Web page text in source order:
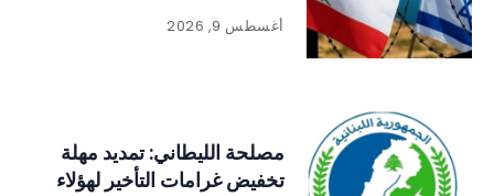
أغسطس 9, 2026
مصلحة الليطاني: تمديد مهلة
تخفيض غرامات التأخير لهؤلاء